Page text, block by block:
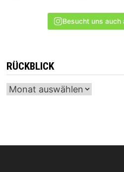
Besucht uns auch
RÜCKBLICK
Archiv